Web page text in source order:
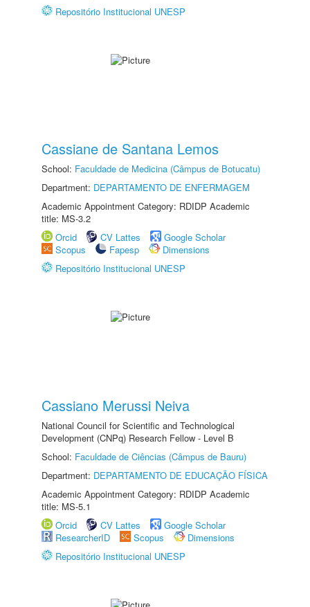
Repositório Institucional UNESP
Cassiane de Santana Lemos
School: Faculdade de Medicina (Câmpus de Botucatu)
Department: DEPARTAMENTO DE ENFERMAGEM
Academic Appointment Category: RDIDP Academic
title: MS-3.2
Orcid
CV Lattes
Google Scholar
Scopus
Fapesp
Dimensions
Repositório Institucional UNESP
Cassiano Merussi Neiva
National Council for Scientific and Technological
Development (CNPq) Research Fellow - Level B
School: Faculdade de Ciências (Câmpus de Bauru)
Department: DEPARTAMENTO DE EDUCAÇÃO FÍSICA
Academic Appointment Category: RDIDP Academic
title: MS-5.1
Orcid
CV Lattes
Google Scholar
ResearcherID
Scopus
Dimensions
Repositório Institucional UNESP